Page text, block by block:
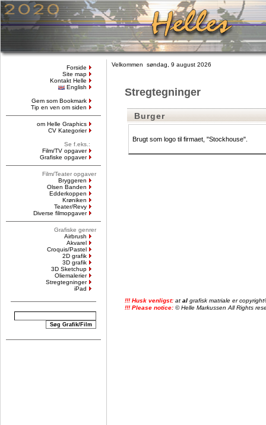
Forside
Site map
Kontakt Helle
English
Gem som Bookmark
Tip en ven om siden
om Helle Graphics
CV Kategorier
Se f.eks.:
Film/TV opgaver
Grafiske opgaver
Film/Teater opgaver
Bryggeren
Olsen Banden
Edderkoppen
Krøniken
Teater/Revy
Diverse filmopgaver
Grafiske genrer
Airbrush
Akvarel
Croquis/Pastel
2D grafik
3D grafik
3D Sketchup
Oliemalerier
Stregtegninger
iPad
Velkommen søndag, 9 august 2026
Stregtegninger
Burger
Brugt som logo til firmaet, "Stockhouse".
!!! Husk venligst: at al grafisk matriale er
!!! Please notice: © Helle Markussen All Rights